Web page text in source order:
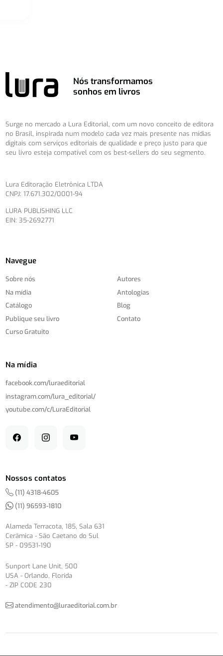
Nós transformamos
sonhos em livros
Surge no mercado a Lura Editorial, com um novo conceito de editora
no Brasil, inspirada num modelo cada vez mais presente nas mídias
digitais com serviços editoriais de qualidade e preço justo para que
seu livro esteja compatível com os best-sellers do seu segmento.
Lura Editoração Eletrônica LTDA
CNPJ: 17.671.302/0001-94
LURA PUBLISHING LLC
EIN: 35-2692771
Navegue
Sobre nós
Na mídia
Catálogo
Publique seu livro
Curso Gratuito
Autores
Antologias
Blog
Contato
Na mídia
facebook.com/luraeditorial
instagram.com/lura_editorial/
youtube.com/c/LuraEditorial
Nossos contatos
(11) 4318-4605
(11) 96593-1810
Alameda Terracota, 185, Sala 631
Cerâmica - São Caetano do Sul
SP - 09531-190
Sunport Lane Unit, 500
USA - Orlando, Florida
- ZIP CODE 230
atendimento@luraeditorial.com.br